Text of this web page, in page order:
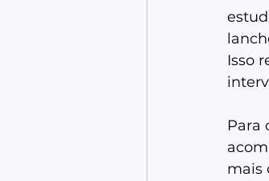
Isso
Para
mais